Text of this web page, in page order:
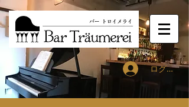
ログイン